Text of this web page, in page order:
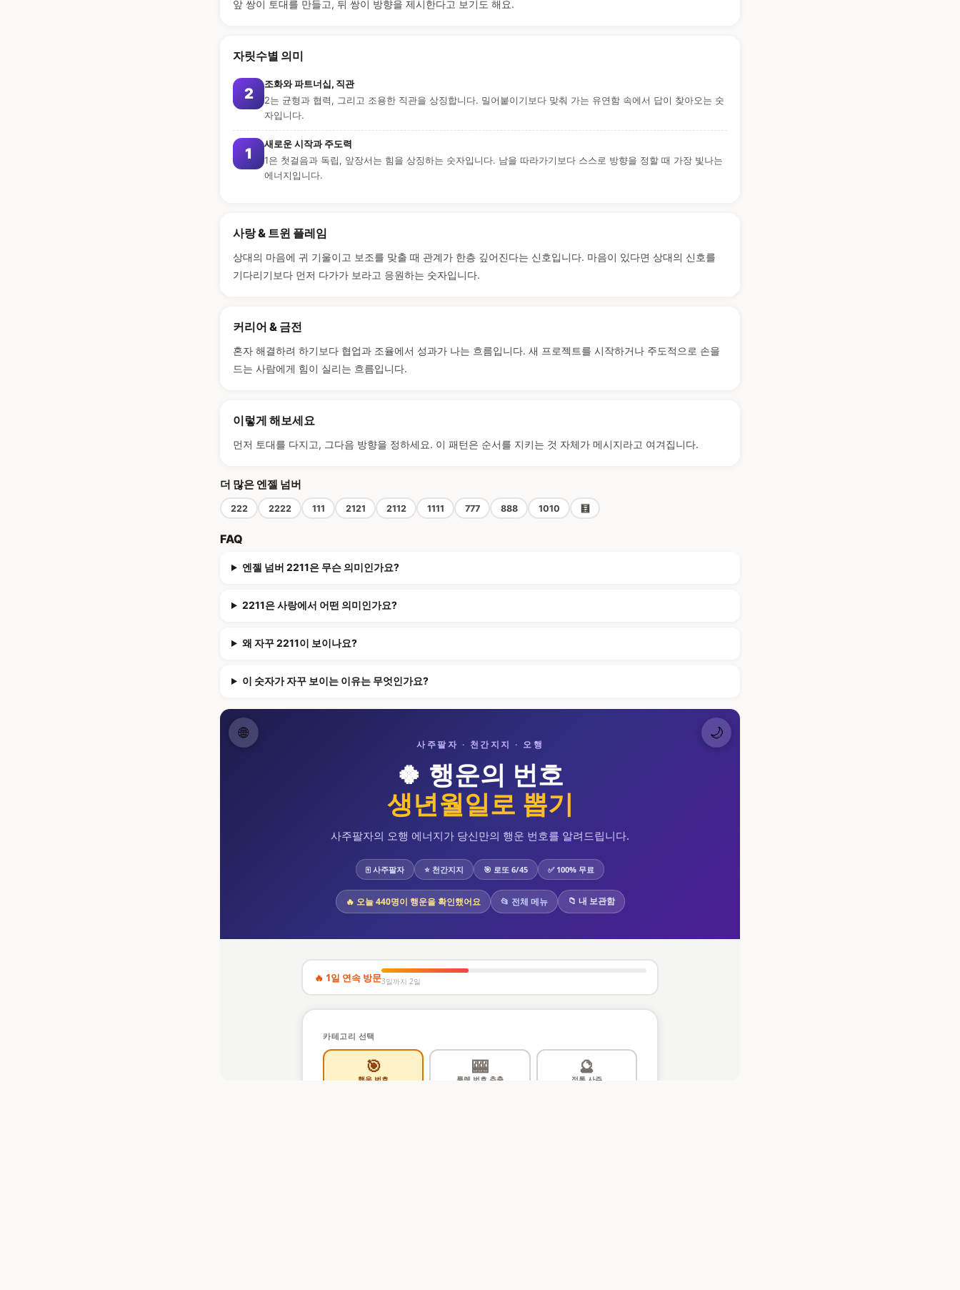
앞 쌍이 토대를 만들고, 뒤 쌍이 방향을 제시한다고 보기도 해요.
자릿수별 의미
2
조화와 파트너십, 직관
2는 균형과 협력, 그리고 조용한 직관을 상징합니다. 밀어붙이기보다 맞춰 가는 유연함 속에서 답이 찾아오는 숫
자입니다.
1
새로운 시작과 주도력
1은 첫걸음과 독립, 앞장서는 힘을 상징하는 숫자입니다. 남을 따라가기보다 스스로 방향을 정할 때 가장 빛나는
에너지입니다.
사랑 & 트윈 플레임
상대의 마음에 귀 기울이고 보조를 맞출 때 관계가 한층 깊어진다는 신호입니다. 마음이 있다면 상대의 신호를
기다리기보다 먼저 다가가 보라고 응원하는 숫자입니다.
커리어 & 금전
혼자 해결하려 하기보다 협업과 조율에서 성과가 나는 흐름입니다. 새 프로젝트를 시작하거나 주도적으로 손을
드는 사람에게 힘이 실리는 흐름입니다.
이렇게 해보세요
먼저 토대를 다지고, 그다음 방향을 정하세요. 이 패턴은 순서를 지키는 것 자체가 메시지라고 여겨집니다.
더 많은 엔젤 넘버
222 2222 111 2121 2112 1111 777 888 1010 🧮
FAQ
엔젤 넘버 2211은 무슨 의미인가요?
2211은 사랑에서 어떤 의미인가요?
왜 자꾸 2211이 보이나요?
이 숫자가 자꾸 보이는 이유는 무엇인가요?